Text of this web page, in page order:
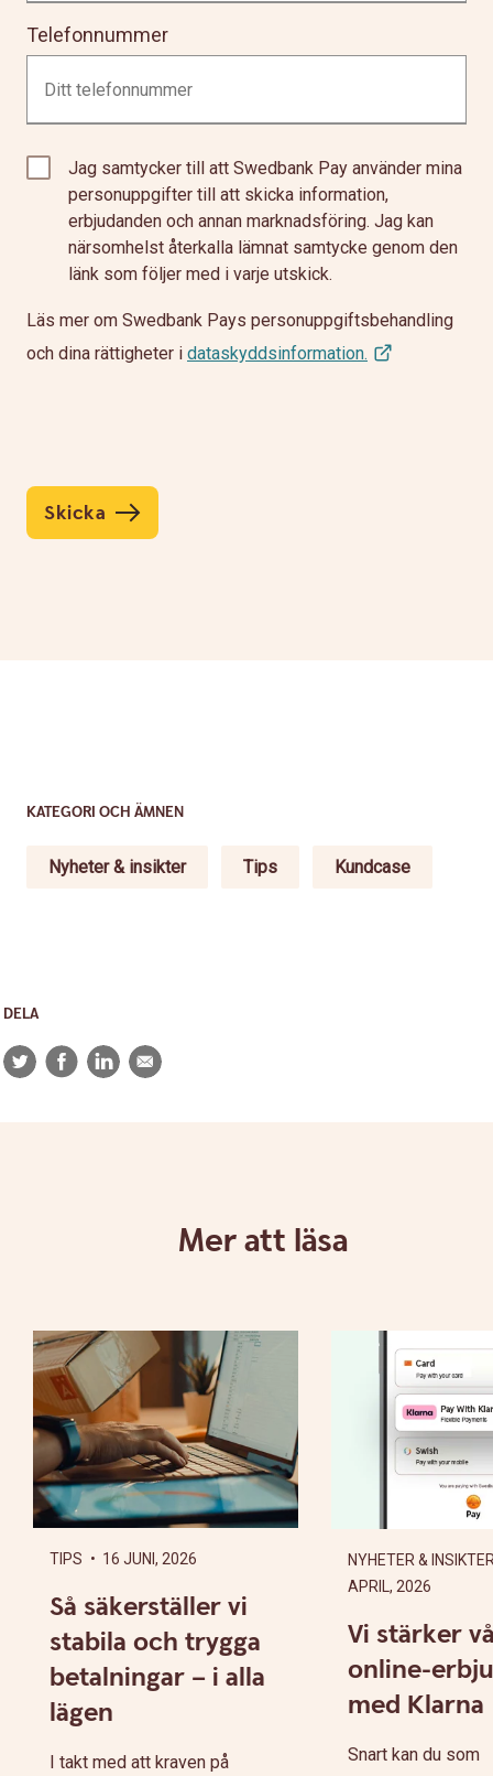
Telefonnummer
Jag samtycker till att Swedbank Pay använder mina
personuppgifter till att skicka information,
erbjudanden och annan marknadsföring. Jag kan
närsomhelst återkalla lämnat samtycke genom den
länk som följer med i varje utskick.
Läs mer om Swedbank Pays personuppgiftsbehandling
och dina rättigheter i dataskyddsinformation.
Skicka
KATEGORI OCH ÄMNEN
Nyheter & insikter Tips Kundcase
DELA
TwitterFacebookLinkedIn
E-
post
Mer att läsa
TIPS • 16 JUNI, 2026
Så säkerställer vi
stabila och trygga
betalningar – i alla
lägen
I takt med att kraven på
NYHETER &
APRIL, 2026
Vi stärker
online-
med Klarna
Snart kan du som